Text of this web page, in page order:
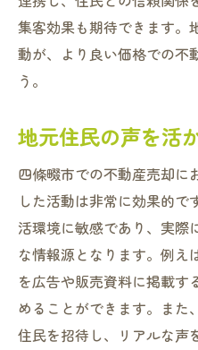
集客効果も期待できます。
動が、より良い価格での不
う。
地元住民の声を活
四條畷市での不動産売却に
した活動は非常に効果的
活環境に敏感であり、実際
な情報源となります。例え
を広告や販売資料に掲載す
めることができます。また
住民を招待し、リアルな声